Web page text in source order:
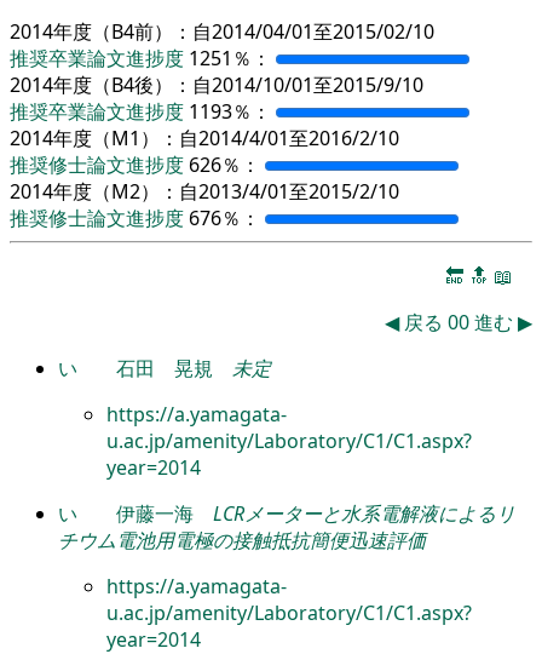
2014年度（B4前）：自2014/04/01至2015/02/10
推奨卒業論文進捗度 1251％：
2014年度（B4後）：自2014/10/01至2015/9/10
推奨卒業論文進捗度 1193％：
2014年度（M1）：自2014/4/01至2016/2/10
推奨修士論文進捗度 626％：
2014年度（M2）：自2013/4/01至2015/2/10
推奨修士論文進捗度 676％：
🔚 🔝 📖
◀ 戻る 00進む ▶
い
石田 晃規
未定
https://a.yamagata-
u.ac.jp/amenity/Laboratory/C1/C1.aspx?
year=2014
い
伊藤一海
LCRメーターと水系電解液によるリ
チウム電池用電極の接触抵抗簡便迅速評価
https://a.yamagata-
u.ac.jp/amenity/Laboratory/C1/C1.aspx?
year=2014